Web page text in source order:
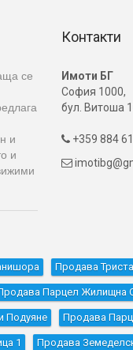
се
и
и
Контакти
Имоти БГ
София 1000,
бул. Витоша
+359 884

Продава
Парцел Жилищна
Подуяне Продава
1 Продава